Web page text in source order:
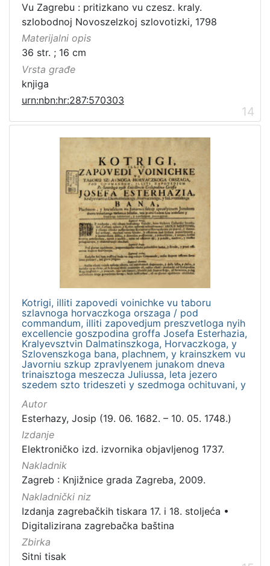
Vu Zagrebu : pritizkano vu czesz. kraly.
szlobodnoj Novoszelzkoj szlovotizki, 1798
Materijalni opis
36 str. ; 16 cm
Vrsta građe
knjiga
urn:nbn:hr:287:570303
14
Kotrigi, illiti zapovedi voinichke vu taboru
szlavnoga horvaczkoga orszaga / pod
commandum, illiti zapovedjum preszvetloga nyih
excellencie goszpodina groffa Josefa Esterhazia,
Kralyevsztvin Dalmatinszkoga, Horvaczkoga, y
Szlovenszkoga bana, plachnem, y krainszkem vu
Javorniu szkup zpravlyenem junakom dneva
trinaisztoga meszecza Juliussa, leta jezero
szedem szto trideszeti y szedmoga ochituvani, y
Autor
Esterhazy, Josip (19. 06. 1682. – 10. 05. 1748.)
Izdanje
Elektroničko izd. izvornika objavljenog 1737.
Nakladnik
Zagreb : Knjižnice grada Zagreba, 2009.
Nakladnički niz
Izdanja zagrebačkih tiskara 17. i 18. stoljeća •
Digitalizirana zagrebačka baština
Zbirka
Sitni tisak